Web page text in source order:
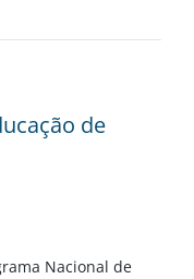
de
Nacional de